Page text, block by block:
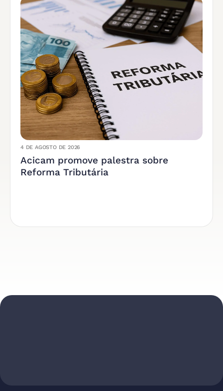
4 DE AGOSTO DE 2026
Acicam promove palestra sobre
Reforma Tributária